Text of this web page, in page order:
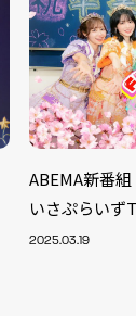
ABEMA新番
いさぷらいず
2025.03.19